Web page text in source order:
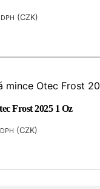
(CZK)
Frost 2025 1 Oz
(CZK)